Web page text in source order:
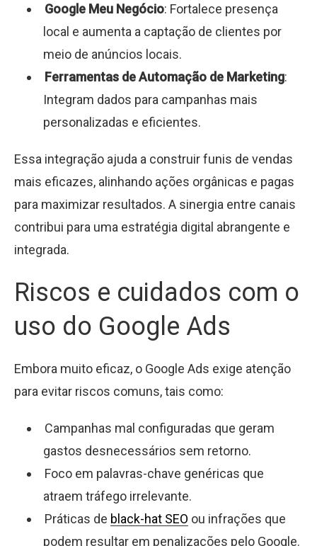
Google Meu Negócio: Fortalece presença
local e aumenta a captação de clientes por
meio de anúncios locais.
Ferramentas de Automação de Marketing:
Integram dados para campanhas mais
personalizadas e eficientes.
Essa integração ajuda a construir funis de vendas
mais eficazes, alinhando ações orgânicas e pagas
para maximizar resultados. A sinergia entre canais
contribui para uma estratégia digital abrangente e
integrada.
Riscos e cuidados com o
uso do Google Ads
Embora muito eficaz, o Google Ads exige atenção
para evitar riscos comuns, tais como:
Campanhas mal configuradas que geram
gastos desnecessários sem retorno.
Foco em palavras-chave genéricas que
atraem tráfego irrelevante.
Práticas de black-hat SEO ou infrações que
podem resultar em penalizações pelo Google.